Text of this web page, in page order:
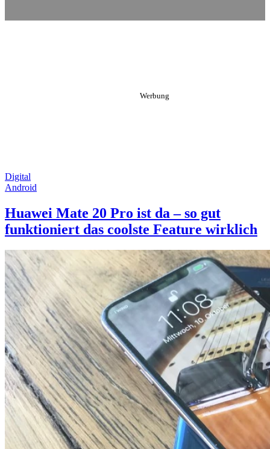
Digital
Android
Huawei Mate 20 Pro ist da – so gut
funktioniert das coolste Feature wirklich